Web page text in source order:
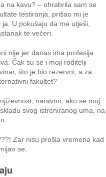
na kavu? – ohrabrila sam se
testiranja, prišao mi je
U pokušaju da me utješi,
te večeri.
nije jer danas ima profesija
Čak su se i moji roditelji
što je bio rezervni, a za
fakultet?
naravno, ako se moj
svog istreniranog uma, na
Zar nisu prošla vremena kad
se.